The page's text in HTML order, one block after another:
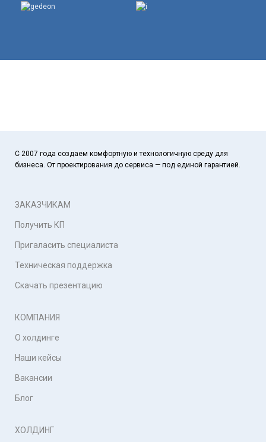
С 2007 года создаем комфортную и технологичную среду для
бизнеса. От проектирования до сервиса — под единой гарантией.
ЗАКАЗЧИКАМ
Получить КП
Пригаласить специалиста
Техническая поддержка
Скачать презентацию
КОМПАНИЯ
О холдинге
Наши кейсы
Вакансии
Блог
ХОЛДИНГ